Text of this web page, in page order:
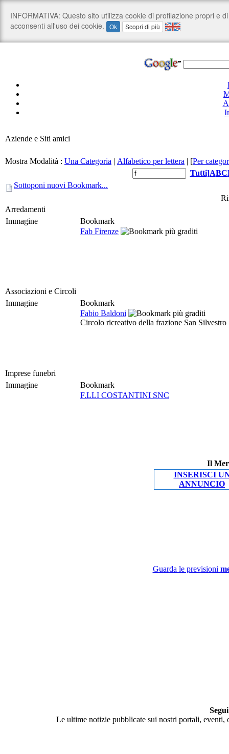
Aziende e Siti amici
Mostra Modalità : Una Categoria | Alfabetico per lettera | [Per
Tutti]ABC
Sottoponi nuovi Bookmark...
Arredamenti
Immagine
Bookmark
Fab Firenze
Associazioni e Circoli
Immagine
Bookmark
Fabio Baldoni
Circolo ricreativo della frazione San Silvestro
Imprese funebri
Immagine
Bookmark
F.LLI COSTANTINI SNC
Il
INSERISCI
ANNUNCIO
Guarda le previsioni
Le ultime notizie pubblicate sui nostri portali,